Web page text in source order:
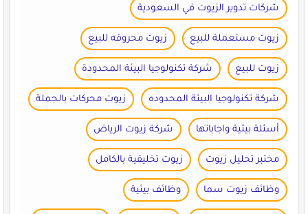
شركات تدوير الزيوت في السعودية
زيوت مستعملة للبيع زيوت محروقه للبيع
زيوت للبيع شركة تكنولوجيا البيئة المحدودة
شركة تكنولوجيا البيئة المحدوده زيوت محركات بالجملة
أسئلة بيئية واجاباتها شركة زيوت الرياض
مختبر تحليل زيوت زيوت تخليقية بالكامل
وظائف زيوت سما وظائف بيئية